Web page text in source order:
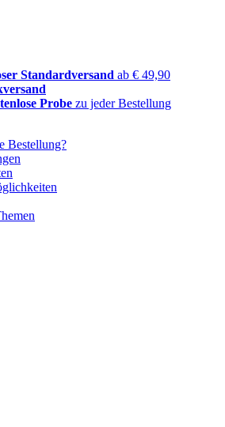
Standardversand ab € 49,90
Probe zu jeder Bestellung
Bestellung?